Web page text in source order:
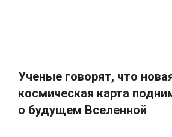
Ученые говорят, что
космическая карта
о будущем Вселенной